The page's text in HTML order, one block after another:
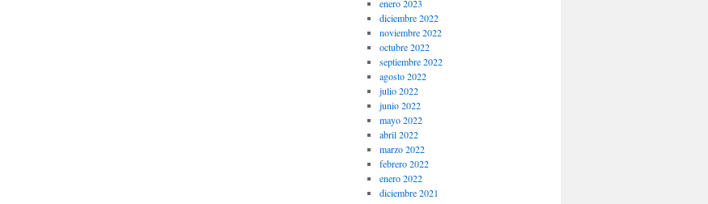
enero 2023
diciembre 2022
noviembre 2022
octubre 2022
septiembre 2022
agosto 2022
julio 2022
junio 2022
mayo 2022
abril 2022
marzo 2022
febrero 2022
enero 2022
diciembre 2021